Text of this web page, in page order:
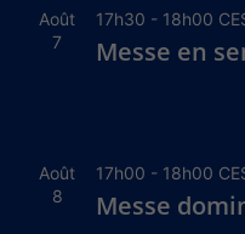
Août
7
17h30 - 18h00
Messe en
Août
8
17h00 - 18h00
Messe